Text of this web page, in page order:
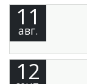
11
авг.
12